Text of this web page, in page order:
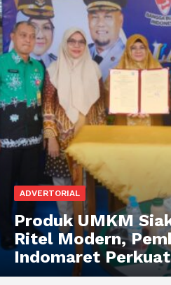
ADVERTORIAL
Produk UMKM
Ritel Modern,
Indomaret